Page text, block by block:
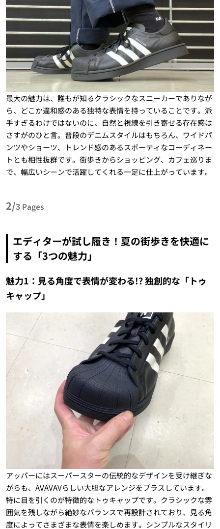
最大の魅力は、誰もが知るクラシックなスニーカーでありなが
ら、どこか違和感のある独特な表情を持っていることです。派
手すぎるわけではないのに、自然と視線を引き寄せる存在感は
さすがのひと言。普段のデニムスタイルはもちろん、ワイドパ
ンツやショーツ、トレンド感のあるスポーティなコーディネー
トとも相性抜群です。街歩きからショッピング、カフェ巡りま
で、幅広いシーンで活躍してくれる一足に仕上がっています。
2/3 Pages
エディターが試し履き！夏の街歩きを快適に
する「3つの魅力」
魅力1：見る角度で表情が変わる!? 独創的な「トゥ
キャップ」
アッパーにはスーパースターの伝統的なデザインを受け継ぎな
がらも、AVAVAVらしい大胆なアレンジをプラスしています。
特に目を引くのが特徴的なトゥキャップです。クラシックな雰
囲気を残しながら絶妙なバランスで再設計されており、見る角
度によってさまざまな表情を楽しめます。シンプルなスタイリ